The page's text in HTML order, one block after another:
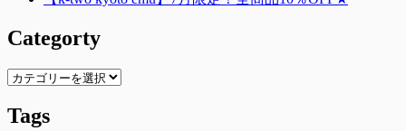
Categorty
Categorty
Tags